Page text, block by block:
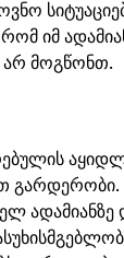
იმ
არ მოგწონთ.
ადამიანზე